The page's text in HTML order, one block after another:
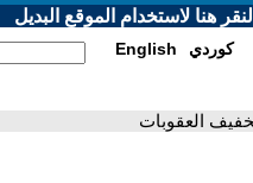
هنا لاستخدام الموقع البديل
English كوردي
العقوبات